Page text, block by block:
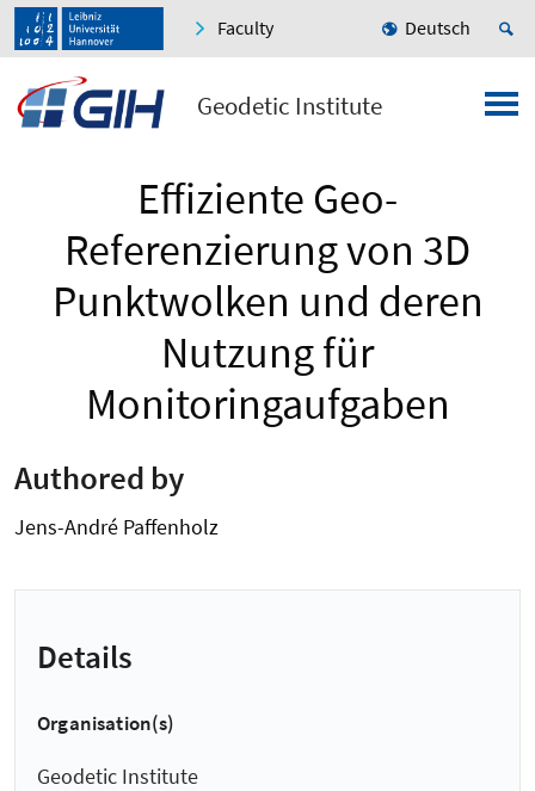
Faculty Deutsch
Geodetic Institute
Effiziente Geo-
Referenzierung von 3D
Punktwolken und deren
Nutzung für
Monitoringaufgaben
Authored by
Jens-André Paffenholz
Details
Organisation(s)
Geodetic Institute